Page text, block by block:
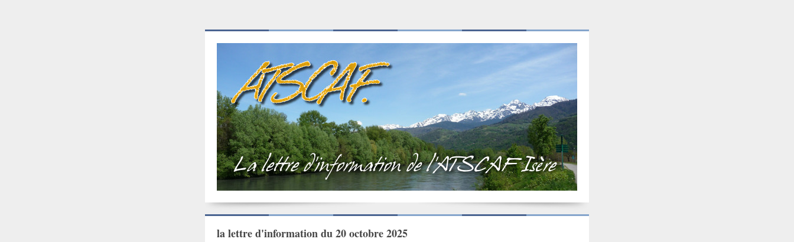
la lettre d'information du 20 octobre 2025